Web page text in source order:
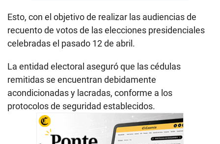
Esto, con el objetivo de realizar las audiencias de
recuento de votos de las elecciones presidenciales
celebradas el pasado 12 de abril.
La entidad electoral aseguró que las cédulas
remitidas se encuentran debidamente
acondicionadas y lacradas, conforme a los
protocolos de seguridad establecidos.